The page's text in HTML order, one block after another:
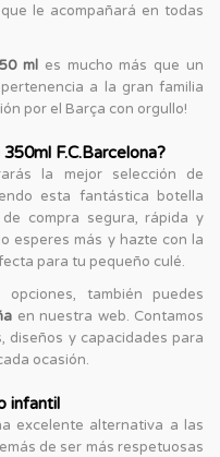
le acompañará en todas
mles mucho más que un
a la gran familia
por el Barça con orgullo!
F.C.Barcelona?
la mejor selección de
esta fantástica botella
compra segura, rápida y
esperes más y hazte con la
para tu pequeño culé.
también puedes
en nuestra web. Contamos
diseños y capacidades para
ocasión.
infantil
excelente alternativa a las
de ser más respetuosas